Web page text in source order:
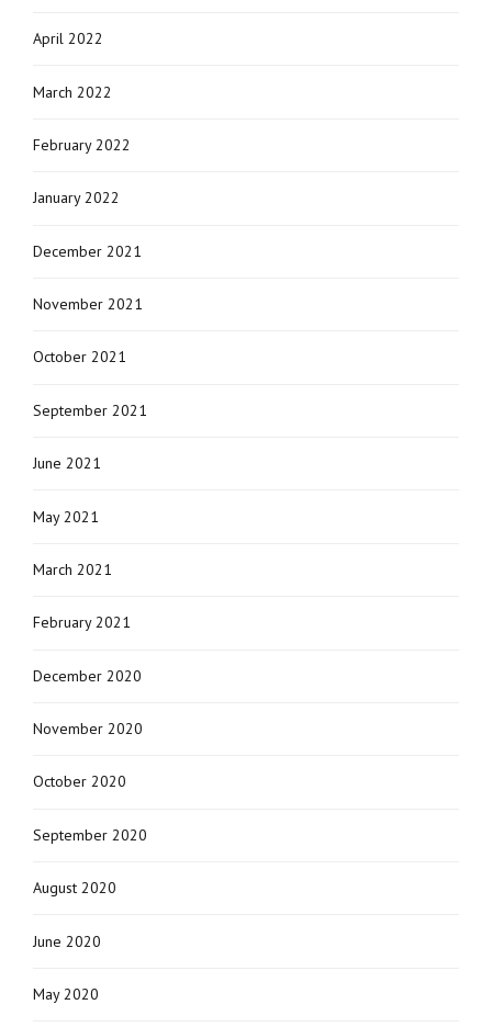
April 2022
March 2022
February 2022
January 2022
December 2021
November 2021
October 2021
September 2021
June 2021
May 2021
March 2021
February 2021
December 2020
November 2020
October 2020
September 2020
August 2020
June 2020
May 2020